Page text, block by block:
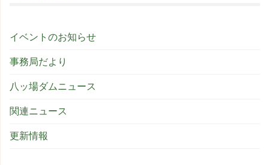
イベントのお知らせ
事務局だより
八ッ場ダムニュース
関連ニュース
更新情報